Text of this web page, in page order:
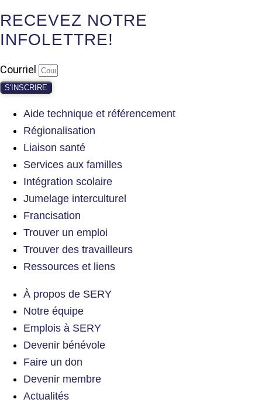
RECEVEZ NOTRE
INFOLETTRE!
Courriel
S'INSCRIRE
Aide technique et référencement
Régionalisation
Liaison santé
Services aux familles
Intégration scolaire
Jumelage interculturel
Francisation
Trouver un emploi
Trouver des travailleurs
Ressources et liens
À propos de SERY
Notre équipe
Emplois à SERY
Devenir bénévole
Faire un don
Devenir membre
Actualités